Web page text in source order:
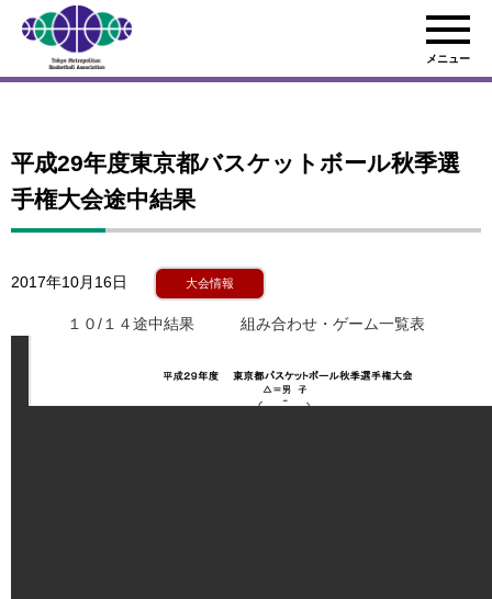
メニュー
平成29年度東京都バスケットボール秋季選
手権大会途中結果
2017年10月16日 大会情報
１０/１４途中結果 組み合わせ・ゲーム一覧表